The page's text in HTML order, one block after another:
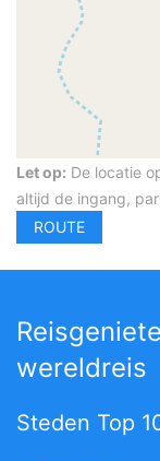
Let op: De locatie
altijd de ingang,
wereldreis
Steden Top